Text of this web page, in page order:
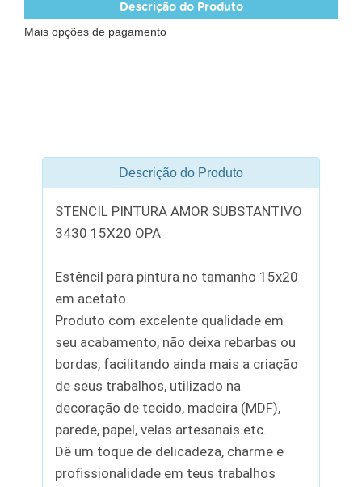
Descrição do Produto
Mais opções de pagamento
Descrição do Produto
STENCIL PINTURA AMOR SUBSTANTIVO
3430 15X20 OPA
Estêncil para pintura no tamanho 15x20
em acetato.
Produto com excelente qualidade em
seu acabamento, não deixa rebarbas ou
bordas, facilitando ainda mais a criação
de seus trabalhos, utilizado na
decoração de tecido, madeira (MDF),
parede, papel, velas artesanais etc.
Dê um toque de delicadeza, charme e
profissionalidade em teus trabalhos